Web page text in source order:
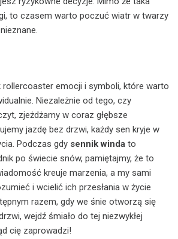
to czasem warto poczuć wiatr w twarzy
rollercoaster emocji i symboli, które warto
Niezależnie od tego, czy
zjeżdżamy w coraz głębsze
jazdę bez drzwi, każdy sen kryje w
Podczas gdy sennik winda to
po świecie snów, pamiętajmy, że to
kreuje marzenia, a my sami
i wcielić ich przesłania w życie
razem, gdy we śnie otworzą się
wejdź śmiało do tej niezwykłej
cię zaprowadzi!